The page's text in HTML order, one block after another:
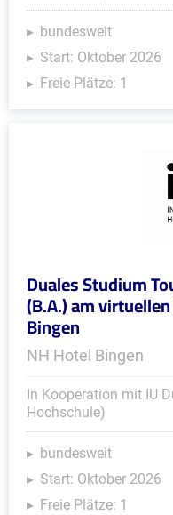
bundesweit
Start: Oktober 2026
Freie Plätze: 1
Duales Studium
(B.A.) am
Bingen
NH Hotel Bingen
In Kooperation mit IU
Hochschule)
bundesweit
Start: Oktober 2026
Freie Plätze: 1